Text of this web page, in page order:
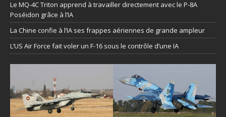
Le MQ-4C Triton apprend à travailler directement avec le P-8A
Poséidon grâce à l’IA
La Chine confie à l’IA ses frappes aériennes de grande ampleur
L’US Air Force fait voler un F-16 sous le contrôle d’une IA